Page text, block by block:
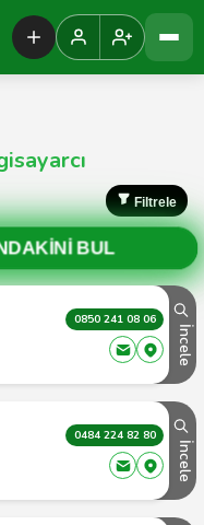
Filtrele
BUL
0850 241 08 06
İncele
0484 224 82 80
İncele